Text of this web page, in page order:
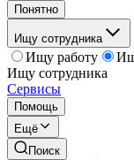
Понятно
Ищу сотрудника
Ищу работу
Ищу сотрудника
Сервисы
Помощь
Ещё
Поиск